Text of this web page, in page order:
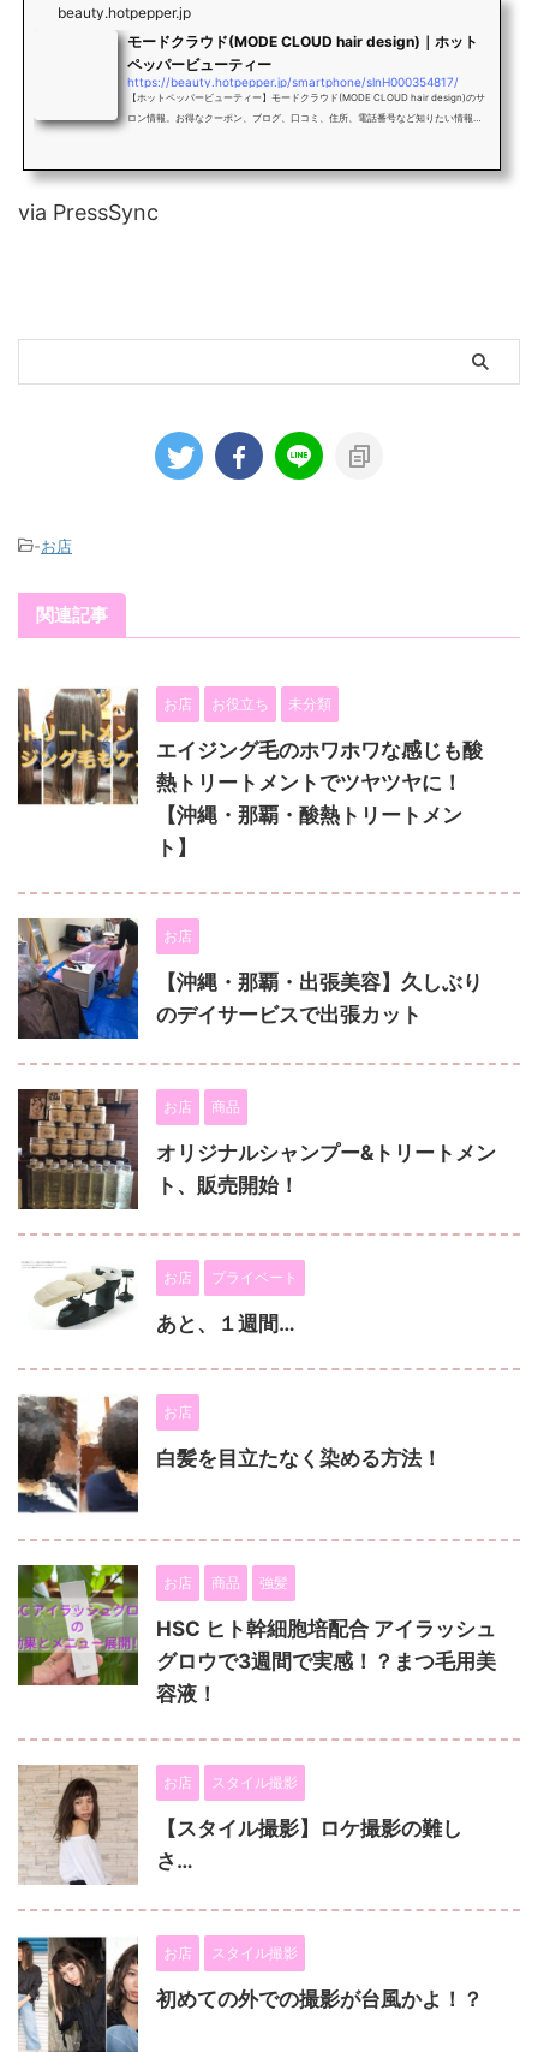
beauty.hotpepper.jp
モードクラウド(MODE CLOUD hair design)｜ホット
ペッパービューティー
https://beauty.hotpepper.jp/smartphone/slnH000354817/
【ホットペッパービューティー】モードクラウド(MODE CLOUD hair design)のサ
ロン情報。お得なクーポン、ブログ、口コミ、住所、電話番号など知りたい情報満
via PressSync
-お店
関連記事
お店 お役立ち 未分類
エイジング毛のホワホワな感じも酸
熱トリートメントでツヤツヤに！
【沖縄・那覇・酸熱トリートメン
ト】
お店
【沖縄・那覇・出張美容】久しぶり
のデイサービスで出張カット
お店 商品
オリジナルシャンプー&トリートメン
ト、販売開始！
お店 プライベート
あと、１週間…
お店
白髪を目立たなく染める方法！
お店 商品 強髪
HSC ヒト幹細胞培配合 アイラッシュ
グロウで3週間で実感！？まつ毛用美
容液！
お店 スタイル撮影
【スタイル撮影】ロケ撮影の難し
さ…
お店 スタイル撮影
初めての外での撮影が台風かよ！？